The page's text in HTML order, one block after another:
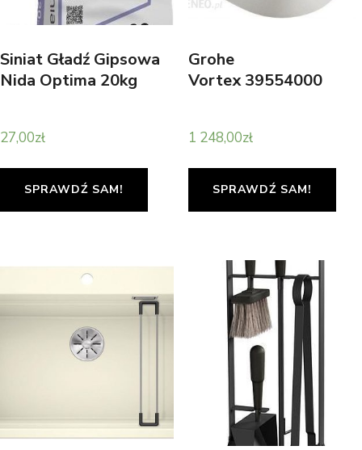
Siniat Gładź Gipsowa
Nida Optima 20kg
27,00zł
SPRAWDŹ SAM!
Grohe
Vortex 39554000
1 248,00zł
SPRAWDŹ SAM!